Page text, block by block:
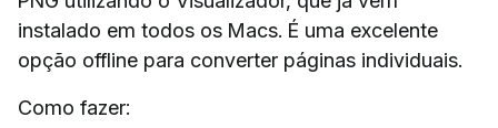
instalado em todos os Macs. É uma excelente
opção offline para converter páginas individuais.
Como fazer: